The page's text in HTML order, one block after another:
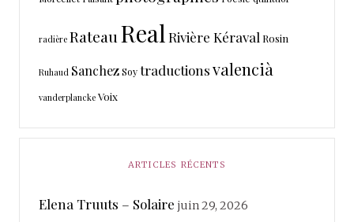
radière RateauReal Rivière Kéraval Rosin
Ruhaud SanchezSoytraductionsvalencià
vanderplancke Voix
ARTICLES RÉCENTS
Elena Truuts – Solaire juin 29, 2026